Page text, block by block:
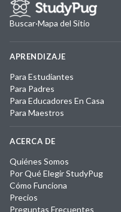
Buscar·Mapa del Sitio
APRENDIZAJE
Para Estudiantes
Para Padres
Para Educadores En Casa
Para Maestros
ACERCA DE
Quiénes Somos
Por Qué Elegir StudyPug
Cómo Funciona
Precios
Preguntas Frecuentes